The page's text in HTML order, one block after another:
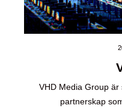
VHD Media Group
partnerskap